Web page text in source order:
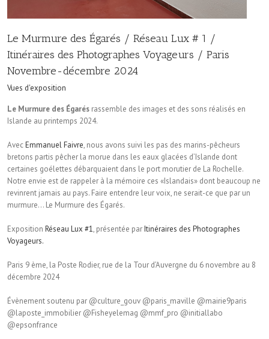
Le Murmure des Égarés / Réseau Lux # 1 /
Itinéraires des Photographes Voyageurs / Paris
Novembre-décembre 2024
Vues d'exposition
Le Murmure des Égarés rassemble des images et des sons réalisés en
Islande au printemps 2024.
AvecEmmanuel Faivre, nous avons suivi les pas des marins-pêcheurs
bretons partis pêcher la morue dans les eaux glacées d’Islande dont
certaines goélettes débarquaient dans le port morutier de La Rochelle.
Notre envie est de rappeler à la mémoire ces «Islandais» dont beaucoup ne
revinrent jamais au pays. Faire entendre leur voix, ne serait-ce que par un
murmure… Le Murmure des Égarés.
Exposition Réseau Lux #1, présentée parItinéraires des Photographes
Voyageurs.
Paris 9 ème, la Poste Rodier, rue de la Tour d’Auvergne du 6 novembre au 8
décembre 2024
Évènement soutenu par @culture_gouv @paris_maville @mairie9paris
@laposte_immobilier @Fisheyelemag @mmf_pro @initiallabo
@epsonfrance